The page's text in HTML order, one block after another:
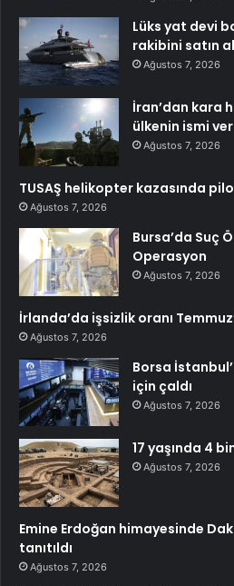
Lüks yat devi
rakibini satın
Ağustos 7, 2026
İran’dan kara
ülkenin ismi
Ağustos 7, 2026
TUSAŞ helikopter kazasında
Ağustos 7, 2026
Bursa’da Suç
Operasyon
Ağustos 7, 2026
İrlanda’da işsizlik oranı
Ağustos 7, 2026
Borsa
için çaldı
Ağustos 7, 2026
17 yaşında 4
Ağustos 7, 2026
Emine Erdoğan himayesinde
tanıtıldı
Ağustos 7, 2026